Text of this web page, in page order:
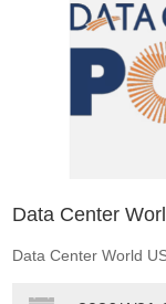
Data Center
Data Center World